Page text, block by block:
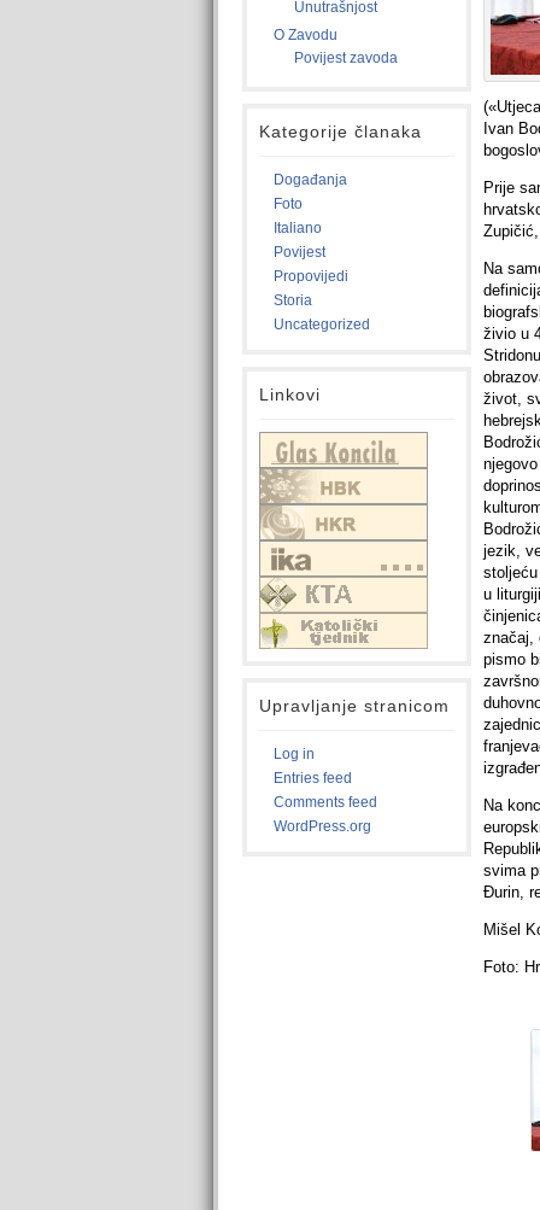
Unutrašnjost
O Zavodu
Povijest zavoda
Kategorije članaka
Događanja
Foto
Italiano
Povijest
Propovijedi
Storia
Uncategorized
Linkovi
Upravljanje stranicom
Log in
Entries feed
Comments feed
WordPress.org
Ivan
Prije
Na
živio u
život,
jezik,
u
značaj,
pismo
Na
svima
Đurin,
Mišel
Foto: